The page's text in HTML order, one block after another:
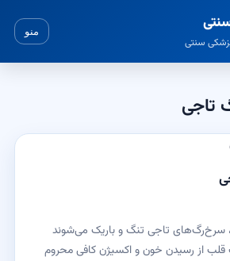
سنتی
منو
تاجی
سرخ‌رگ‌های تاجی تنگ و باریک می‌شوند
از رسیدن خون و اکسیژن کافی محروم